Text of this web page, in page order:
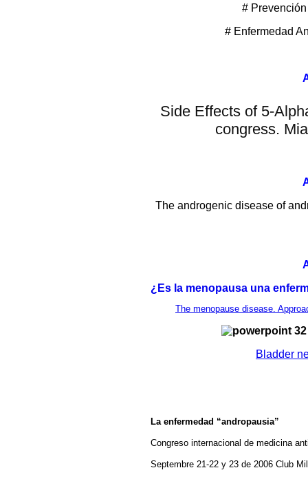
#
# Enfermedad
Side Effects of 5-
congress.
The androgenic disease of
¿Es la menopausa una
The menopause disease.
Bladder
La enfermedad “andropausia”
Congreso internacional de medicina
Septembre 21-22 y 23 de 2006 Club